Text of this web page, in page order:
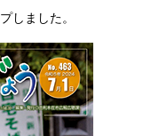
しました。